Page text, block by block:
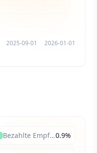
2025-09-01 2026-01-01
Bezahlte Empfehlungen0.9%